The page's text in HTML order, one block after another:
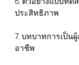
ประสิทธิภาพ
7. บทบาทการเป็
อาชีพ